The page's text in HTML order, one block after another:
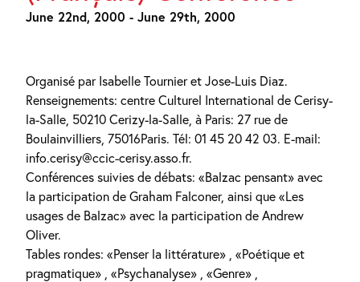
June 22nd, 2000 - June 29th, 2000
Organisé par Isabelle Tournier et Jose-Luis Diaz.
Renseignements: centre Culturel International de Cerisy-
la-Salle, 50210 Cerizy-la-Salle, à Paris: 27 rue de
Boulainvilliers, 75016Paris. Tél: 01 45 20 42 03. E-mail:
info.cerisy@ccic-cerisy.asso.fr.
Conférences suivies de débats: «Balzac pensant» avec
la participation de Graham Falconer, ainsi que «Les
usages de Balzac» avec la participation de Andrew
Oliver.
Tables rondes: «Penser la littérature» , «Poétique et
pragmatique» , «Psychanalyse» , «Genre» ,